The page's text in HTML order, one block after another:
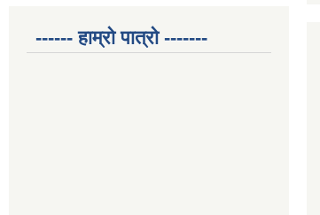
------ हाम्रो पात्रो -------